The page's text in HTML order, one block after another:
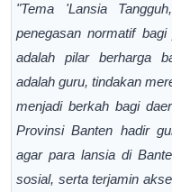
"Tema 'Lansia
penegasan normatif
adalah pilar berharga
adalah guru, tindakan
menjadi berkah bagi
Provinsi Banten hadir
agar para lansia di
sosial, serta terjamin